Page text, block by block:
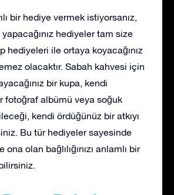
bir hediye vermek istiyorsanız,
hediyeler tam size
hediyeleri ile ortaya koyacağınız
olacaktır. Sabah kahvesi için
bir kupa, kendi
fotoğraf albümü veya soğuk
kendi ördüğünüz bir atkıyı
Bu tür hediyeler sayesinde
ona olan bağlılığınızı anlamlı bir